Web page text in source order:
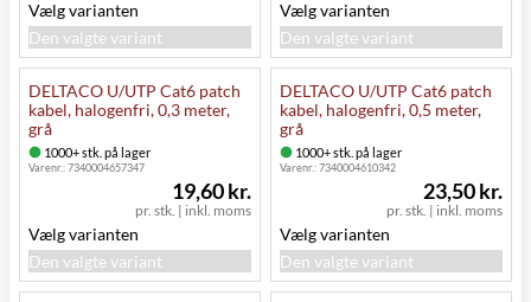
Vælg varianten
Den valgte variant
Vælg varianten
Den valgte variant
DELTACO U/UTP Cat6 patch
kabel, halogenfri, 0,3 meter,
grå
1000+ stk. på lager
Varenr.:7340004657347
pr. stk. | inkl. moms
19,60 kr.
Vælg varianten
Den valgte variant
DELTACO U/UTP Cat6 patch
kabel, halogenfri, 0,5 meter,
grå
1000+ stk. på lager
Varenr.:7340004610342
pr. stk. | inkl. moms
23,50 kr.
Vælg varianten
Den valgte variant